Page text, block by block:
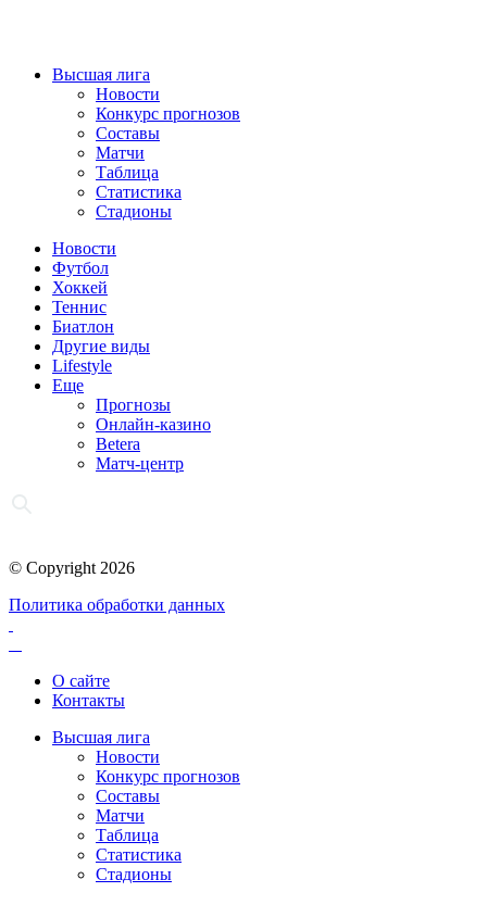
Высшая лига
Новости
Конкурс прогнозов
Составы
Матчи
Таблица
Статистика
Стадионы
Новости
Футбол
Хоккей
Теннис
Биатлон
Другие виды
Lifestyle
Еще
Прогнозы
Онлайн-казино
Betera
Матч-центр
© Copyright 2026
Политика обработки данных
О сайте
Контакты
Высшая лига
Новости
Конкурс прогнозов
Составы
Матчи
Таблица
Статистика
Стадионы